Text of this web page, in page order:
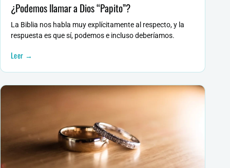
¿Podemos llamar a Dios “Papito”?
La Biblia nos habla muy explícitamente al respecto, y la
respuesta es que sí, podemos e incluso deberíamos.
Leer →